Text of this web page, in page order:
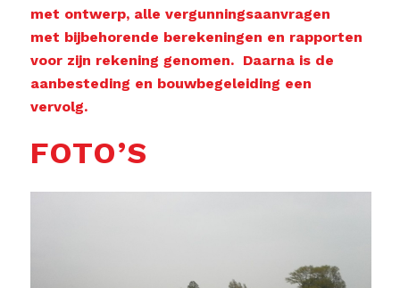
met ontwerp, alle vergunningsaanvragen
met bijbehorende berekeningen en rapporten
voor zijn rekening genomen. Daarna is de
aanbesteding en bouwbegeleiding een
vervolg.
FOTO’S